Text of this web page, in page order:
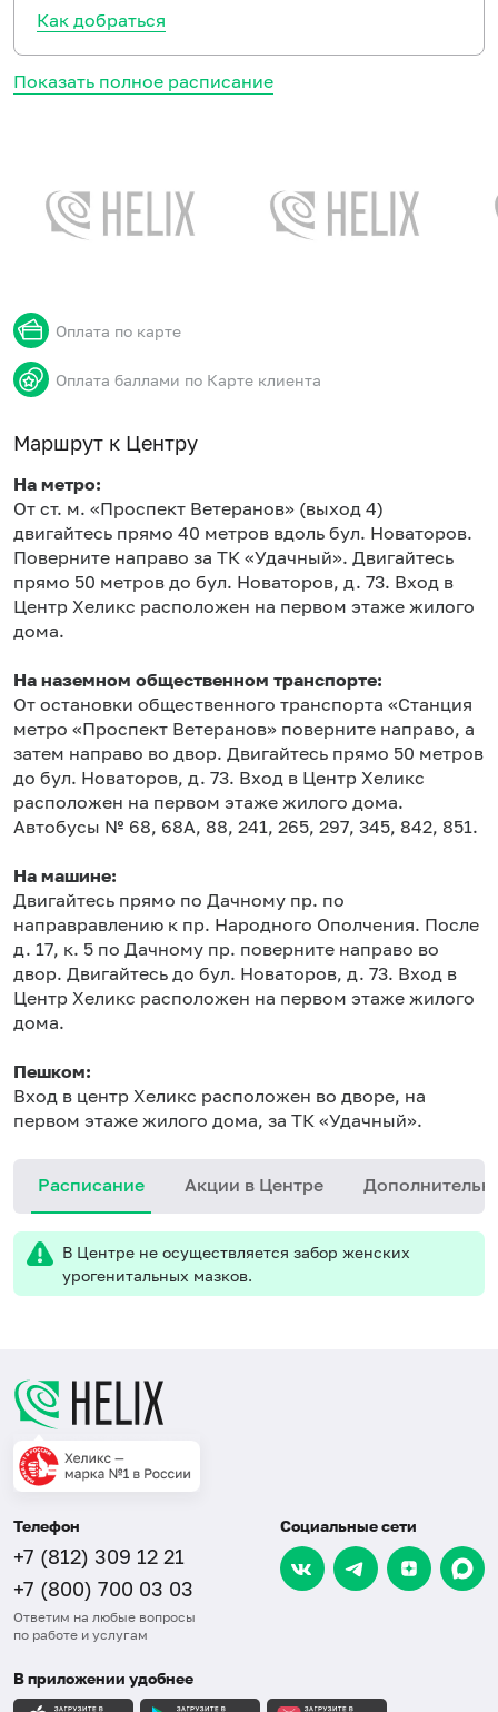
Показать полное расписание
Оплата по карте
Оплата баллами по Карте клиента
Маршрут к Центру
На метро:
От ст. м. «Проспект Ветеранов» (выход 4)
двигайтесь прямо 40 метров вдоль бул. Новаторов.
Поверните направо за ТК «Удачный». Двигайтесь
прямо 50 метров до бул. Новаторов, д. 73. Вход в
Центр Хеликс расположен на первом этаже жилого
дома.
На наземном общественном транспорте:
От остановки общественного транспорта «Станция
метро «Проспект Ветеранов» поверните направо, а
затем направо во двор. Двигайтесь прямо 50 метров
до бул. Новаторов, д. 73. Вход в Центр Хеликс
расположен на первом этаже жилого дома.
Автобусы № 68, 68А, 88, 241, 265, 297, 345, 842, 851.
На машине:
Двигайтесь прямо по Дачному пр. по
направравлению к пр. Народного Ополчения. После
д. 17, к. 5 по Дачному пр. поверните направо во
двор. Двигайтесь до бул. Новаторов, д. 73. Вход в
Центр Хеликс расположен на первом этаже жилого
дома.
Пешком:
Вход в центр Хеликс расположен во дворе, на
первом этаже жилого дома, за ТК «Удачный».
Расписание Акции в Центре
В Центре не осуществляется забор женских
урогенитальных мазков.
Как добраться
Телефон
+7 (812) 309 12 21
+7 (800) 700 03 03
Ответим на любые вопросы
по работе и услугам
Социальные сети
В приложении удобнее